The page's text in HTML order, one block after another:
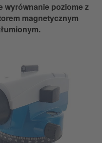
wyrównanie poziome z
magnetycznym